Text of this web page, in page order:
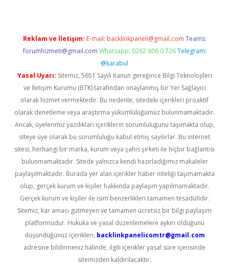
Reklam ve İletişim: E-mail: backlinkpaneli@gmail.com Teams:
forumhizmeti@gmail.com Whatsapp: 0262 606 0 726 Telegram:
@karabul
Yasal Uyarı: Sitemiz, 5651 Sayılı Kanun gereğince Bilgi Teknolojileri
ve İletişim Kurumu (BTK) tarafından onaylanmış bir Yer Sağlayıcı
olarak hizmet vermektedir. Bu nedenle, sitedeki içerikleri proaktif
olarak denetleme veya araştırma yükümlülüğümüz bulunmamaktadır.
Ancak, üyelerimiz yazdıkları içeriklerin sorumluluğunu taşımakta olup,
siteye üye olarak bu sorumluluğu kabul etmiş sayılırlar. Bu internet
sitesi, herhangi bir marka, kurum veya şahıs şirketi ile hiçbir bağlantısı
bulunmamaktadır. Sitede yalnızca kendi hazırladığımız makaleler
paylaşılmaktadır. Burada yer alan içerikler haber niteliği taşımamakta
olup, gerçek kurum ve kişiler hakkında paylaşım yapılmamaktadır.
Gerçek kurum ve kişiler ile isim benzerlikleri tamamen tesadüfidir.
Sitemiz, kar amacı gütmeyen ve tamamen ücretsiz bir bilgi paylaşım
platformudur. Hukuka ve yasal düzenlemelere aykırı olduğunu
düşündüğünüz içerikleri, backlinkpanelicomtr@gmail.com
adresine bildirmeniz halinde, ilgili içerikler yasal süre içerisinde
sitemizden kaldırılacaktır.